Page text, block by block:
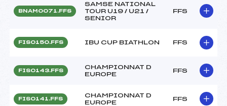
BNAM0071.FFS
SAMSE NATIONAL
TOUR U19 / U21 /
SENIOR
FFS
FIS0150.FFS IBU CUP BIATHLON FFS
FIS0143.FFS
CHAMPIONNAT D
EUROPE
FFS
FIS0141.FFS
CHAMPIONNAT D
EUROPE
FFS